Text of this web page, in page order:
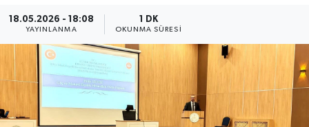
18.05.2026 - 18:08
YAYINLANMA
1 DK
OKUNMA SÜRESI
Ankara Müftülüğü
Antalya Müftülüğü
Ardahan Müftülüğü
Artvin Müftülüğü
Dualar
Hadislerle İslam
Kudüs
Kurban
Diyanet Dergi
TDV
Hutbeler
DİYANET AKADEMİ
Son Dakika Haberleri
Haber Arşivi